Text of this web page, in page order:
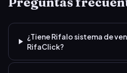
¿Tiene Rifalo sistema de
RifaClick?